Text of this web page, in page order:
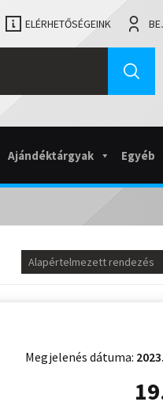
ELÉRHETŐSÉGEINK
Ajándéktárgyak Egyéb
Megjelenés dátuma: